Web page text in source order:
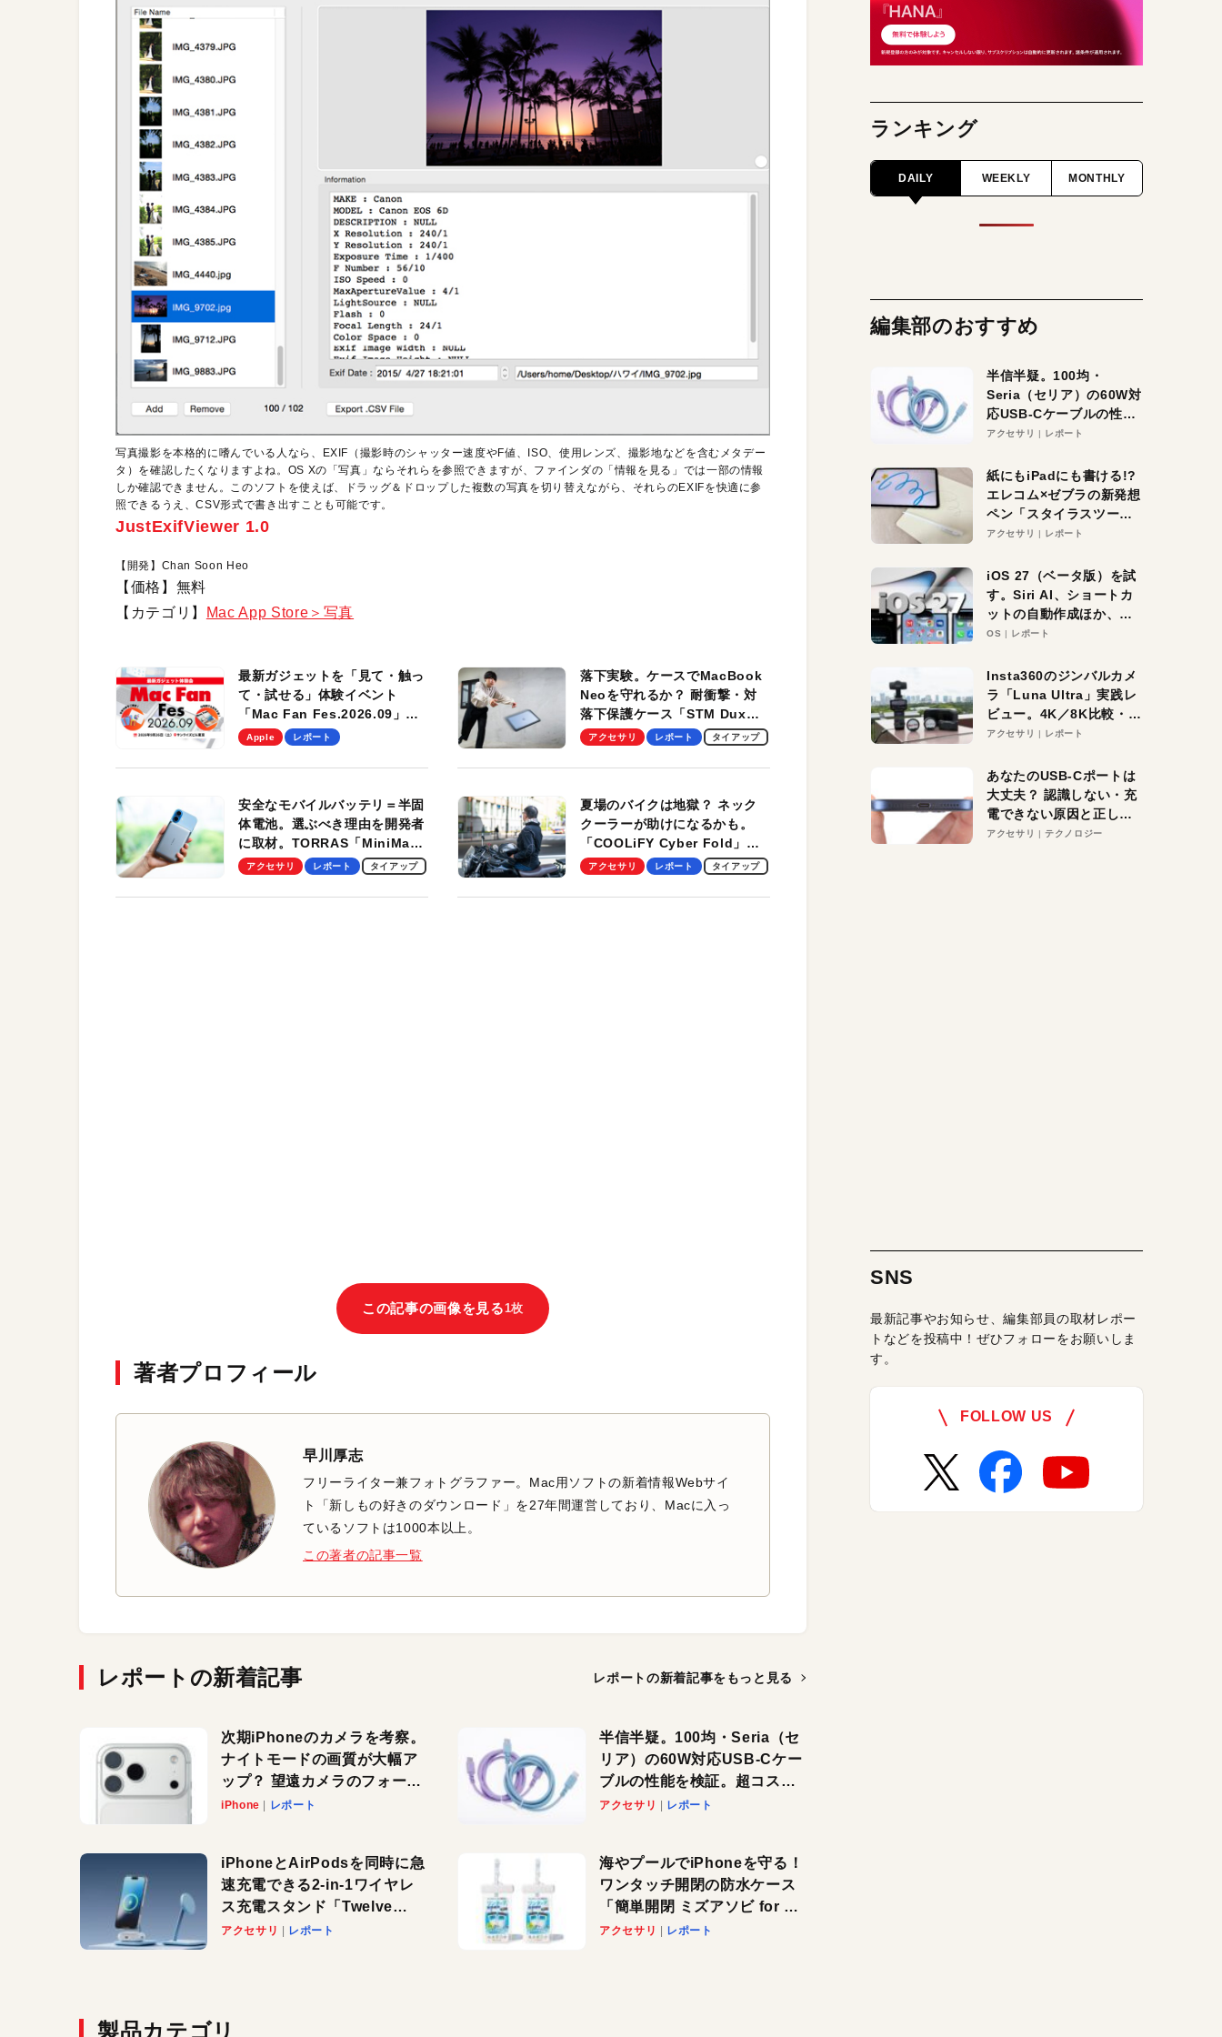
写真撮影を本格的に嗜んでいる人なら、EXIF（撮影時のシャッター速度やF値、ISO、使用レンズ、撮影地などを含むメタデー
タ）を確認したくなりますよね。OS Xの「写真」ならそれらを参照できますが、ファインダの「情報を見る」では一部の情報
しか確認できません。このソフトを使えば、ドラッグ＆ドロップした複数の写真を切り替えながら、それらのEXIFを快適に参
照できるうえ、CSV形式で書き出すことも可能です。
JustExifViewer 1.0
【開発】Chan Soon Heo
【価格】無料
【カテゴリ】
Mac App Store＞写真
最新ガジェットを「見て・触っ
て・試せる」体験イベント
「Mac Fan Fes.2026.09」
を、9月26日（土）に開催しま
Apple レポート
落下実験。ケースでMacBook
Neoを守れるか？ 耐衝撃・対
落下保護ケース「STM Dux
Ultra」を検証。学生、ビジネ
適！
アクセサリ レポート タイアップ
安全なモバイルバッテリ＝半固
体電池。選ぶべき理由を開発者
に取材。TORRAS「MiniMag
Pro」の実機レビューも
アクセサリ レポート タイアップ
夏場のバイクは地獄？ ネック
クーラーが助けになるかも。
「COOLiFY Cyber Fold」レ
ビュー。冷却の速さ、密着する
性がグッド！
アクセサリ レポート タイアップ
この記事の画像を見る1枚
著者プロフィール
早川厚志
フリーライター兼フォトグラファー。Mac用ソフトの新着情報Webサイ
ト「新しもの好きのダウンロード」を27年間運営しており、Macに入っ
ているソフトは1000本以上。
この著者の記事一覧
レポートの新着記事 レポートの新着記事をもっと見る
次期iPhoneのカメラを考察。
ナイトモードの画質が大幅ア
ップ？ 望遠カメラのフォーカ
スがさらにシャープに？
iPhone レポート
半信半疑。100均・Seria（セ
リア）の60W対応USB-Cケー
ブルの性能を検証。超コスパ
の1本を発見か？
アクセサリ レポート
iPhoneとAirPodsを同時に急
速充電できる2-in-1ワイヤレ
ス充電スタンド「Twelve
South HiRise 2 Deluxe」が
アクセサリ レポート
海やプールでiPhoneを守る！
ワンタッチ開閉の防水ケース
「簡単開閉 ミズアソビ for ス
マホ」で夏のレジャーを満喫
アクセサリ レポート
製品カテゴリ
ランキング
DAILY WEEKLY MONTHLY
編集部のおすすめ
半信半疑。100均・
Seria（セリア）の60W対
応USB-Cケーブルの性能
を検証。超コスパの1本を
アクセサリ レポート
紙にもiPadにも書ける!?
エレコム×ゼブラの新発想
ペン「スタイラスツーウ
ェイ」レビュー。持ち替
アクセサリ レポート
iOS 27（ベータ版）を試
す。Siri AI、ショートカ
ットの自動作成ほか、期
待大の便利機能5選。
る未来はすぐそこ！
OS レポート
Insta360のジンバルカメ
ラ「Luna Ultra」実践レ
ビュー。4K／8K比較・ズ
ーム・夜間撮影をチェッ
アクセサリ レポート
あなたのUSB-Cポートは
大丈夫？ 認識しない・充
電できない原因と正しい
対策
アクセサリ テクノロジー
SNS
最新記事やお知らせ、編集部員の取材レポー
トなどを投稿中！ぜひフォローをお願いしま
す。
FOLLOW US